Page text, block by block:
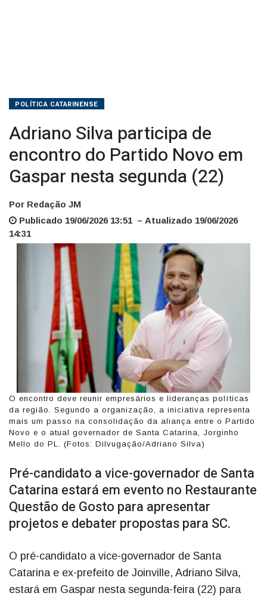
POLÍTICA CATARINENSE
Adriano Silva participa de
encontro do Partido Novo em
Gaspar nesta segunda (22)
Por Redação JM
Publicado 19/06/2026 13:51 – Atualizado 19/06/2026
14:31
O encontro deve reunir empresários e lideranças políticas
da região. Segundo a organização, a iniciativa representa
mais um passo na consolidação da aliança entre o Partido
Novo e o atual governador de Santa Catarina, Jorginho
Mello do PL. (Fotos: Dilvugação/Adriano Silva)
Pré-candidato a vice-governador de Santa
Catarina estará em evento no Restaurante
Questão de Gosto para apresentar
projetos e debater propostas para SC.
O pré-candidato a vice-governador de Santa
Catarina e ex-prefeito de Joinville, Adriano Silva,
estará em Gaspar nesta segunda-feira (22) para